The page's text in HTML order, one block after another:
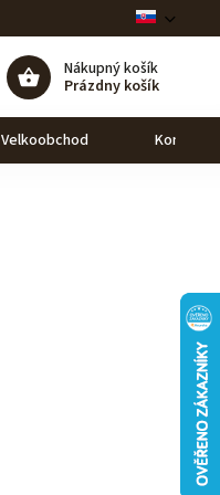
Nákupný košík
Prázdny košík
Velkoobchod Kontakt